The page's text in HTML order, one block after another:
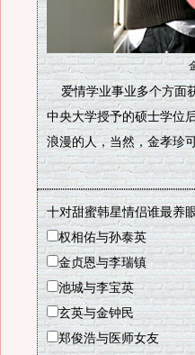
爱情学业事业多个方面
中央大学授予的硕士学位
浪漫的人，当然，金孝珍
十对甜蜜韩星情侣谁最养
权相佑与孙泰英
金贞恩与李瑞镇
池城与李宝英
玄英与金钟民
郑俊浩与医师女友